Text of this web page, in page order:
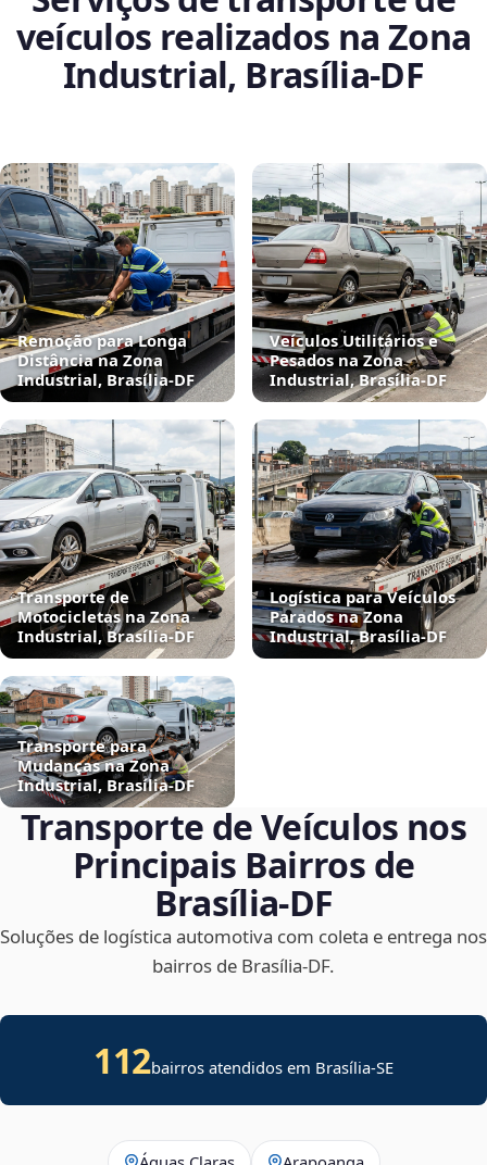
veículos realizados na Zona
Industrial, Brasília‑DF
Remoção para Longa
Distância na Zona
Industrial, Brasília‑DF
Veículos Utilitários e
Pesados na Zona
Industrial, Brasília‑DF
Transporte de
Motocicletas na Zona
Industrial, Brasília‑DF
Logística para Veículos
Parados na Zona
Industrial, Brasília‑DF
Transporte para
Mudanças na Zona
Industrial, Brasília‑DF
Transporte de Veículos nos
Principais Bairros de
Brasília‑DF
Soluções de logística automotiva com coleta e entrega nos
bairros de Brasília‑DF.
112bairros atendidos em Brasília-SE